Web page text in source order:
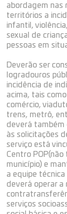
abordagem nas
territórios a
infantil,
sexual de
pessoas em
Deverão ser
logradouros
incidência de
acima, tais
comércio,
trens, metrô,
deverá
às solicitações
serviço está
Centro
município) e
a equipe
deverá operar a
serviços